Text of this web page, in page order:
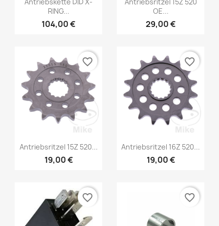
RING...
104,00 €
OE...
29,00 €
Antriebsritzel 15Z 520...
19,00 €
favorite_border
Antriebsritzel 16Z 520...
19,00 €
favorite_border
favorite_border favorite_border